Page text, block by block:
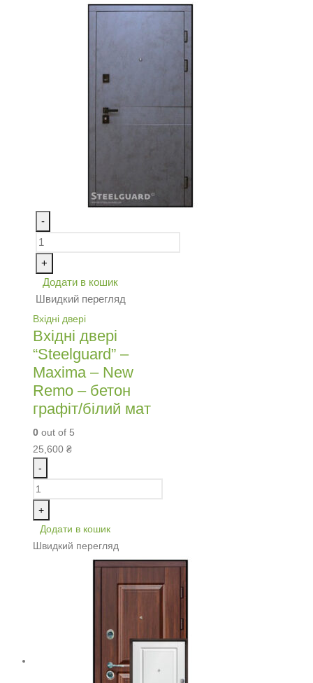
-
+
Додати в кошик
Швидкий перегляд
Вхідні двері
Вхідні двері
“Steelguard” –
Maxima – New
Remo – бетон
графіт/білий мат
0 out of 5
25,600 ₴
-
+
Додати в кошик
Швидкий перегляд